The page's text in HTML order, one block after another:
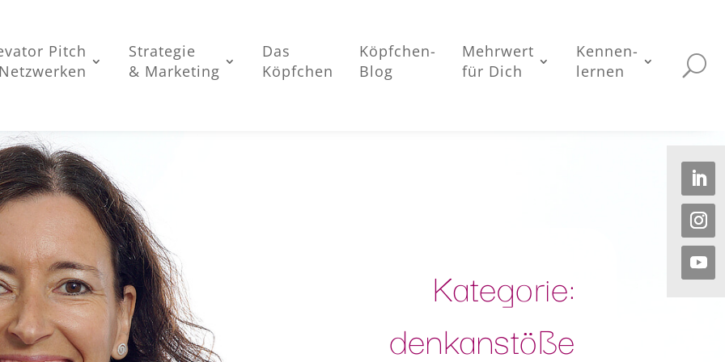
Pitch
Strategie
& Marketing
Das
Köpfchen
Köpfchen-
Blog
Mehrwert
für Dich
Kennen-
lernen
Kategorie:
denkanstöße